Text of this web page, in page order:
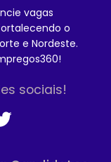
vagas
o
e Nordeste.
sociais!